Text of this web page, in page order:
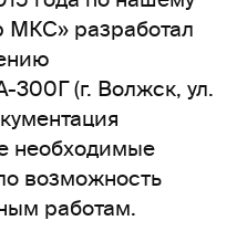
разработал
300Г (г. Волжск, ул.
необходимые
возможность
работам.